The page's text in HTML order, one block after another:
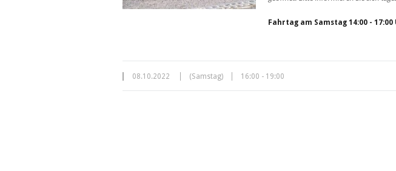
Fahrtag am Samstag 14:00 - 17:00
08.10.2022 (Samstag) 16:00 - 19:00